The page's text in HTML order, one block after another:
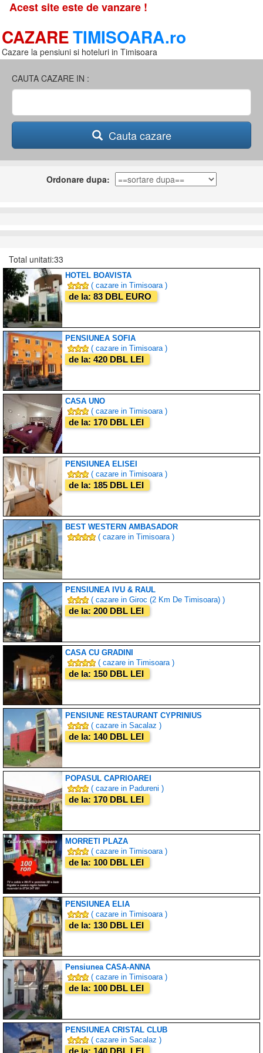
Acest site este de vanzare !
CAZARETIMISOARA.ro
Cazare la pensiuni si hoteluri in Timisoara
CAUTA CAZARE IN :
Cauta cazare
Ordonare dupa:
Total unitati:33
HOTEL BOAVISTA
( cazare in Timisoara )
de la: 83 DBL EURO
PENSIUNEA SOFIA
( cazare in Timisoara )
de la: 420 DBL LEI
CASA UNO
( cazare in Timisoara )
de la: 170 DBL LEI
PENSIUNEA ELISEI
( cazare in Timisoara )
de la: 185 DBL LEI
BEST WESTERN AMBASADOR
( cazare in Timisoara )
PENSIUNEA IVU & RAUL
( cazare in Giroc (2 Km De Timisoara) )
de la: 200 DBL LEI
CASA CU GRADINI
( cazare in Timisoara )
de la: 150 DBL LEI
PENSIUNE RESTAURANT CYPRINIUS
( cazare in Sacalaz )
de la: 140 DBL LEI
POPASUL CAPRIOAREI
( cazare in Padureni )
de la: 170 DBL LEI
MORRETI PLAZA
( cazare in Timisoara )
de la: 100 DBL LEI
PENSIUNEA ELIA
( cazare in Timisoara )
de la: 130 DBL LEI
Pensiunea CASA-ANNA
( cazare in Timisoara )
de la: 100 DBL LEI
PENSIUNEA CRISTAL CLUB
( cazare in Sacalaz )
de la: 140 DBL LEI